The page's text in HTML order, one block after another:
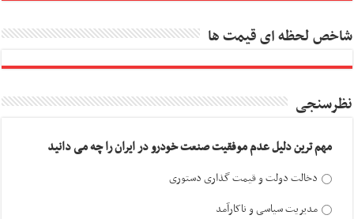
شاخص لحظه ای قیمت ها
نظرسنجی
مهم ترین دلیل عدم موفقیت صنعت خودرو در ایران را چه می دانید
دخالت دولت و قیمت گذاری دستوری
مدیریت سیاسی و ناکارآمد